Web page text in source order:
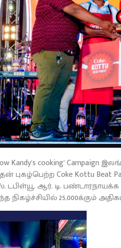
Kandy’s cooking’
Coke Kottu Beat
ஆர். டி.
நிகழ்ச்சியில் 25,000க்கும்